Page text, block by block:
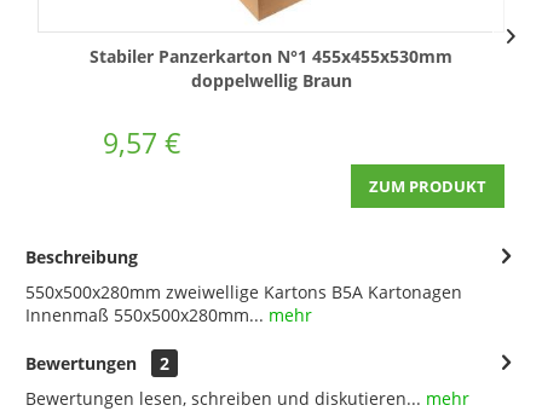
Stabiler Panzerkarton N°1 455x455x530mm
doppelwellig Braun
9,57 €
ZUM PRODUKT
Beschreibung
550x500x280mm zweiwellige Kartons B5A Kartonagen
Innenmaß 550x500x280mm... mehr
Bewertungen
2
Bewertungen lesen, schreiben und diskutieren... mehr